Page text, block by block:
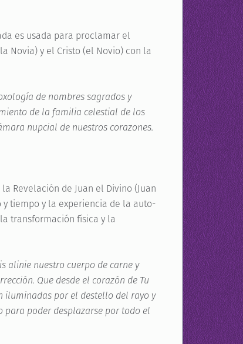
es usada para proclamar el
Novia) y el Cristo (el Novio) con la
de nombres sagrados y
de la familia celestial de los
nupcial de nuestros corazones.
Revelación de Juan el Divino (Juan
y tiempo y la experiencia de la auto-
transformación física y la
alinie nuestro cuerpo de carne y
Que desde el corazón de Tu
iluminadas por el destello del rayo y
para poder desplazarse por todo el